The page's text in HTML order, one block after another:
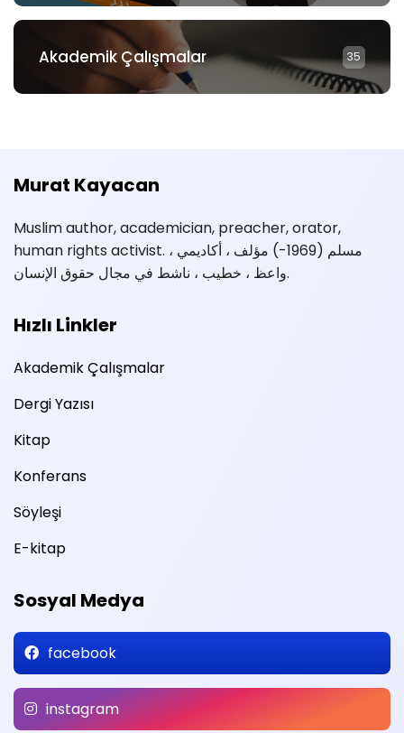
Akademik Çalışmalar 35
Murat Kayacan
Muslim author, academician, preacher, orator,
human rights activist. مسلم (1969-) مؤلف ، أكاديمي ،
واعظ ، خطيب ، ناشط في مجال حقوق الإنسان.
Hızlı Linkler
Akademik Çalışmalar
Dergi Yazısı
Kitap
Konferans
Söyleşi
E-kitap
Sosyal Medya
facebook
instagram